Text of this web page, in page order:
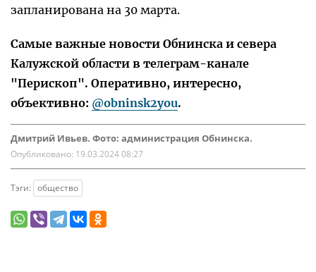
запланирована на 30 марта.
Самые важные новости Обнинска и севера
Калужской области в телеграм-канале
"Перископ". Оперативно, интересно,
объективно: @obninsk2you.
Дмитрий Ивьев. Фото: администрация Обнинска.
Опубликовано: 19.03.2024 08:27
Тэги: общество